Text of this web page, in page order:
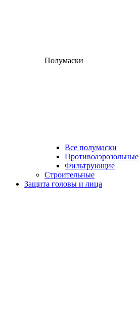
Полумаски
Все полумаски
Противоаэрозольные
Фильтрующие
Строительные
Защита головы и лица